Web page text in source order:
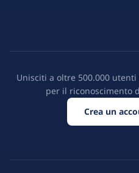
Unisciti a oltre 500.000
per il riconoscimento
Crea un